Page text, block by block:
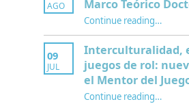
AGO
Marco Teórico
Continue reading“Modelo GPE para Construir un Marco Teórico Doctoral”
…
09
JUL
Interculturalidad,
juegos de rol:
el Mentor del
Continue reading“Interculturalidad, educación y juegos de rol: nuevo capítulo sobre el Mentor del Juego”
…